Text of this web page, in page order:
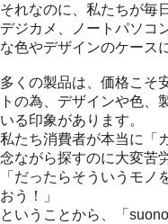
それなのに、私たちが毎
デジカメ、ノートパソコ
な色やデザインのケース
多くの製品は、価格こそ
トの為、デザインや色、
いる印象があります。
私たち消費者が本当に「
念ながら探すのに大変苦
「だったらそういうモノ
おう！」
ということから、「